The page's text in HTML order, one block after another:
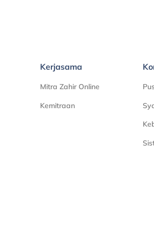
Kerjasama
Mitra Zahir Online
Kemitraan